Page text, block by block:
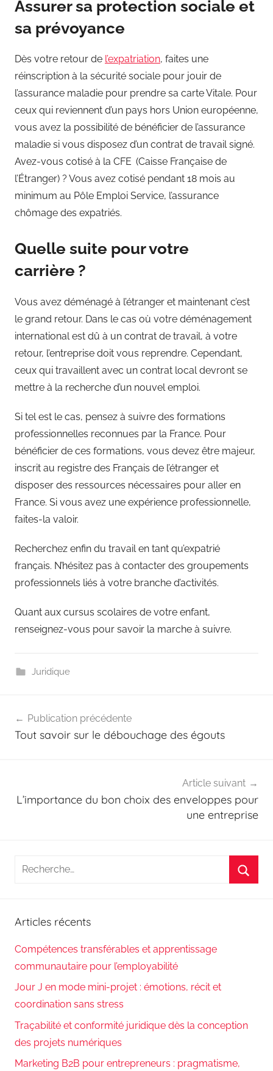
Assurer sa protection sociale et
sa prévoyance
Dès votre retour de l’expatriation, faites une
réinscription à la sécurité sociale pour jouir de
l’assurance maladie pour prendre sa carte Vitale. Pour
ceux qui reviennent d’un pays hors Union européenne,
vous avez la possibilité de bénéficier de l’assurance
maladie si vous disposez d’un contrat de travail signé.
Avez-vous cotisé à la CFE (Caisse Française de
l’Étranger) ? Vous avez cotisé pendant 18 mois au
minimum au Pôle Emploi Service, l’assurance
chômage des expatriés.
Quelle suite pour votre
carrière ?
Vous avez déménagé à l’étranger et maintenant c’est
le grand retour. Dans le cas où votre déménagement
international est dû à un contrat de travail, à votre
retour, l’entreprise doit vous reprendre. Cependant,
ceux qui travaillent avec un contrat local devront se
mettre à la recherche d’un nouvel emploi.
Si tel est le cas, pensez à suivre des formations
professionnelles reconnues par la France. Pour
bénéficier de ces formations, vous devez être majeur,
inscrit au registre des Français de l’étranger et
disposer des ressources nécessaires pour aller en
France. Si vous avez une expérience professionnelle,
faites-la valoir.
Recherchez enfin du travail en tant qu’expatrié
français. N’hésitez pas à contacter des groupements
professionnels liés à votre branche d’activités.
Quant aux cursus scolaires de votre enfant,
renseignez-vous pour savoir la marche à suivre.
Juridique
de
Publication précédente
Tout savoir sur le débouchage des égouts
Article suivant
L’importance du bon choix des enveloppes pour
une entreprise
Recherche
Articles récents
Compétences transférables et apprentissage
communautaire pour l’employabilité
Jour J en mode mini-projet : émotions, récit et
coordination sans stress
Traçabilité et conformité juridique dès la conception
des projets numériques
Marketing B2B pour entrepreneurs : pragmatisme,